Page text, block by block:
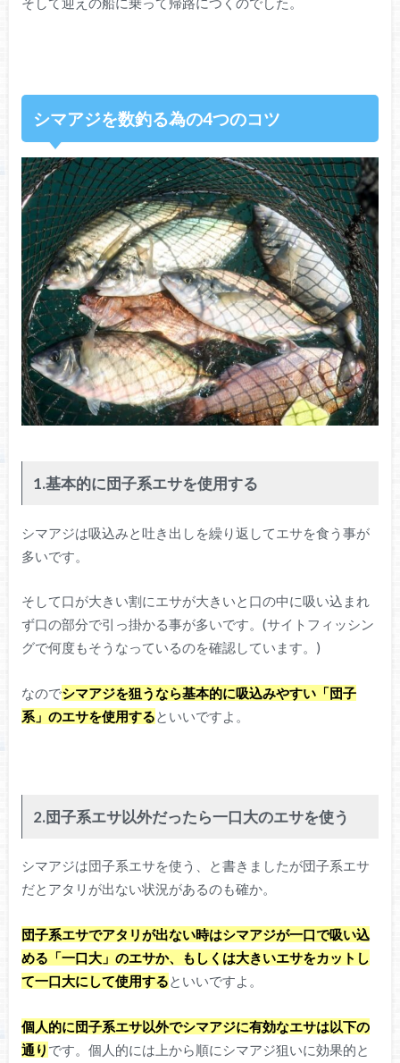
シマアジを数釣る為の4つのコツ
1.基本的に団子系エサを使用する
シマアジは吸込みと吐き出しを繰り返してエサを食う事が
多いです。
そして口が大きい割にエサが大きいと口の中に吸い込まれ
ず口の部分で引っ掛かる事が多いです。(サイトフィッシン
グで何度もそうなっているのを確認しています。)
なのでシマアジを狙うなら基本的に吸込みやすい「団子
系」のエサを使用するといいですよ。
2.団子系エサ以外だったら一口大のエサを使う
シマアジは団子系エサを使う、と書きましたが団子系エサ
だとアタリが出ない状況があるのも確か。
団子系エサでアタリが出ない時はシマアジが一口で吸い込
める「一口大」のエサか、もしくは大きいエサをカットし
て一口大にして使用するといいですよ。
個人的に団子系エサ以外でシマアジに有効なエサは以下の
通り です。個人的には上から順にシマアジ狙いに効果的と